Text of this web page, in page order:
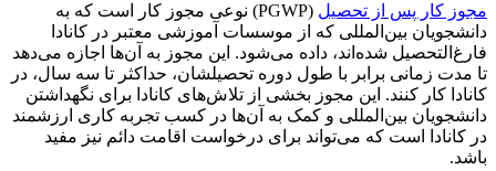
مجوز کار پس از تحصیل
(PGWP) نوعی مجوز کار است که به
دانشجویان بین‌المللی که از موسسات آموزشی معتبر در کانادا
فارغ‌التحصیل شده‌اند، داده می‌شود. این مجوز به آن‌ها اجازه می‌دهد
تا مدت زمانی برابر با طول دوره تحصیلشان، حداکثر تا سه سال، در
کانادا کار کنند. این مجوز بخشی از تلاش‌های کانادا برای نگهداشتن
دانشجویان بین‌المللی و کمک به آن‌ها در کسب تجربه کاری ارزشمند
در کانادا است که می‌تواند برای درخواست اقامت دائم نیز مفید
باشد.